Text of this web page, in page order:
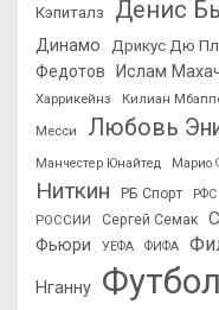
Кэпиталз
Денис
Динамо Дрикус Дю
Федотов
Ислам
Харрикейнз
Килиан
Месси
Любовь
Манчестер Юнайтед Марио
Ниткин
РБ Спорт РФС
РОССИИ
Сергей Семак
Фьюри
УЕФА ФИФА
Нганну Футбол